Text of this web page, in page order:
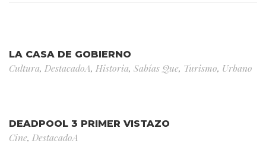
LA CASA DE GOBIERNO
Cultura, DestacadoA, Historia, Sabías Que, Turismo, Urbano
DEADPOOL 3 PRIMER VISTAZO
Cine, DestacadoA